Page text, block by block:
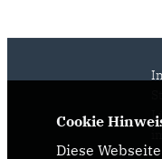
Cookie
Diese